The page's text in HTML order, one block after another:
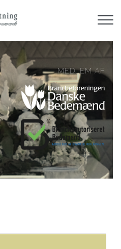
MEDLEM AF